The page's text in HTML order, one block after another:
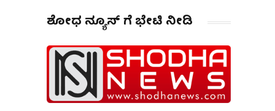
ಶೋಧ ನ್ಯೂಸ್ ಗೆ ಭೇಟಿ ನೀಡಿ